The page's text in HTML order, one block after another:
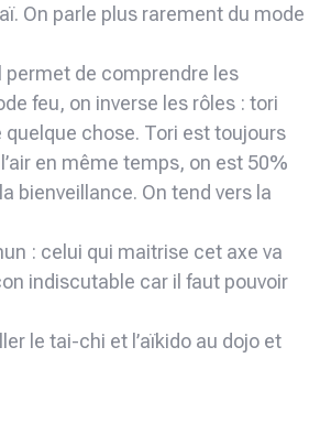
On parle plus rarement du mode
permet de comprendre les
feu, on inverse les rôles : tori
chose. Tori est toujours
en même temps, on est 50%
bienveillance. On tend vers la
: celui qui maitrise cet axe va
indiscutable car il faut pouvoir
le tai-chi et l’aïkido au dojo et